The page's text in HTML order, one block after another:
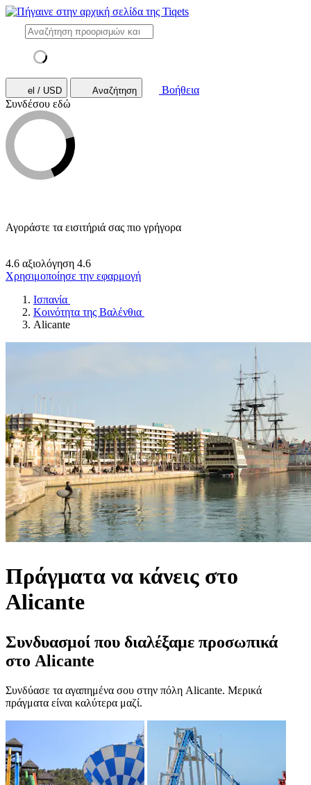
el / USD Αναζήτηση
Βοήθεια
Συνδέσου εδώ
Αγοράστε τα εισιτήριά σας πιο γρήγορα
4.6 αξιολόγηση 4.6
Χρησιμοποίησε την εφαρμογή
Ισπανία
Κοινότητα της Βαλένθια
Alicante
Πράγματα να κάνεις στο
Alicante
Συνδυασμοί που διαλέξαμε προσωπικά
στο Alicante
Συνδύασε τα αγαπημένα σου στην πόλη Alicante. Μερικά
πράγματα είναι καλύτερα μαζί.